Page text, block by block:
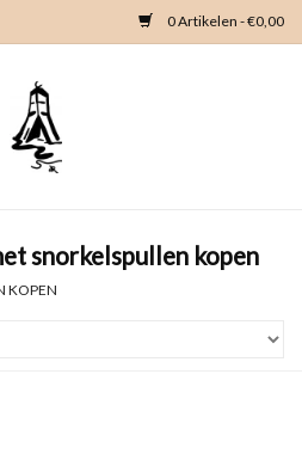
0 Artikelen - €0,00
snorkelspullen kopen
KOPEN